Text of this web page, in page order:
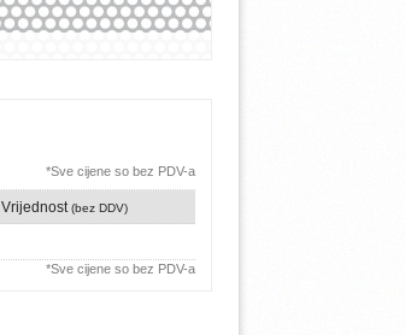
*Sve cijene so bez PDV-a
Vrijednost(bez DDV)
*Sve cijene so bez PDV-a